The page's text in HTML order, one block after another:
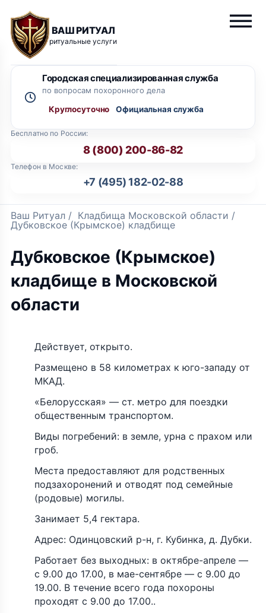
ВАШ РИТУАЛ
ритуальные услуги
Бесплатно по России:
8 (800) 200-86-82
Телефон в Москве:
+7 (495) 182-02-88
Городская специализированная служба
по вопросам похоронного дела
Круглосуточно
Ваш Ритуал / Кладбища Московской области /
Дубковское (Крымское) кладбище
Дубковское (Крымское)
кладбище в Московской
области
Действует, открыто.
Размещено в 58 километрах к юго-западу от
МКАД.
«Белорусская» — ст. метро для поездки
общественным транспортом.
Виды погребений: в земле, урна с прахом или
гроб.
Места предоставляют для родственных
подзахоронений и отводят под семейные
(родовые) могилы.
Занимает 5,4 гектара.
Адрес: Одинцовский р-н, г. Кубинка, д. Дубки.
Работает без выходных: в октябре-апреле —
с 9.00 до 17.00, в мае-сентябре — с 9.00 до
19.00. В течение всего года похороны
проходят с 9.00 до 17.00..